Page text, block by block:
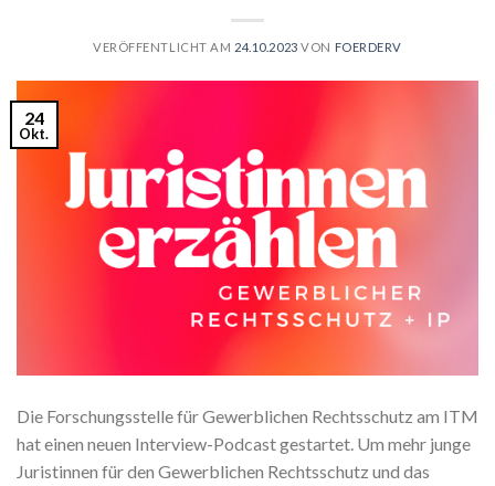
VERÖFFENTLICHT AM 24.10.2023 VON FOERDERV
24
Okt.
Die Forschungsstelle für Gewerblichen Rechtsschutz am ITM
hat einen neuen Interview-Podcast gestartet. Um mehr junge
Juristinnen für den Gewerblichen Rechtsschutz und das